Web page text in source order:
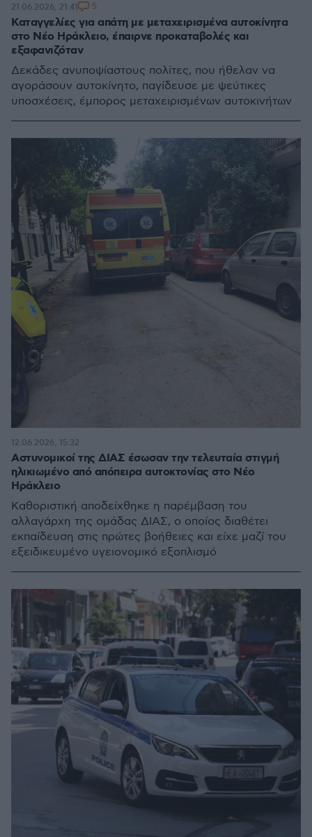
Καταγγελίες για απάτη με μεταχειρισμένα αυτοκίνητα
στο Νέο Ηράκλειο, έπαιρνε προκαταβολές και
εξαφανιζόταν
Δεκάδες ανυποψίαστους πολίτες, που ήθελαν να
αγοράσουν αυτοκίνητο, παγίδευσε με ψεύτικες
υποσχέσεις, έμπορος μεταχειρισμένων αυτοκινήτων
21.06.2026, 21:41 5
Aστυνομικοί της ΔΙΑΣ έσωσαν την τελευταία στιγμή
ηλικιωμένο από απόπειρα αυτοκτονίας στο Νέο
Ηράκλειο
Καθοριστική αποδείχθηκε η παρέμβαση του
αλλαγάρχη της ομάδας ΔΙΑΣ, ο οποίος διαθέτει
εκπαίδευση στις πρώτες βοήθειες και είχε μαζί του
εξειδικευμένο υγειονομικό εξοπλισμό
12.06.2026, 15:32